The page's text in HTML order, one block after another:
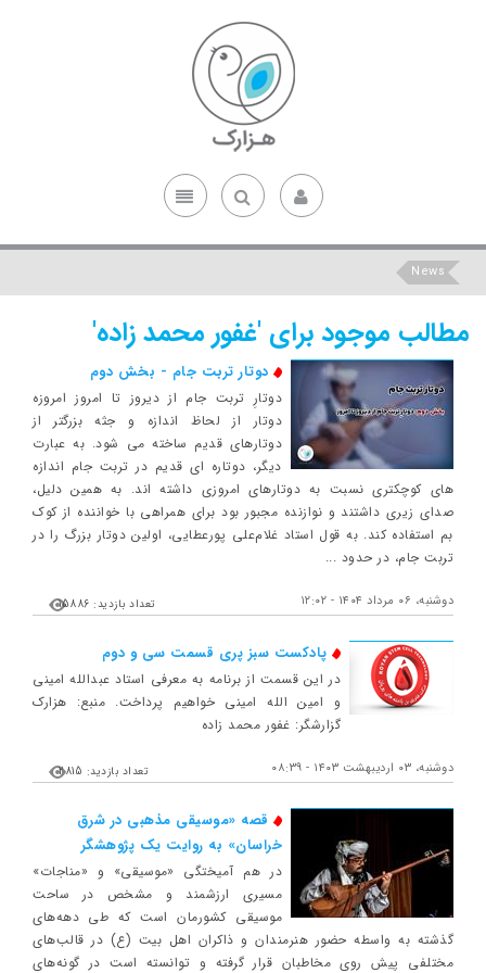
News
مطالب موجود برای 'غفور محمد زاده'
دوتار تربت جام - بخش دوم
دوتارِ تربت جام از دیروز تا امروز امروزه
دوتار از لحاظ اندازه و جثه بزرگ‎تر از
دوتارهای قدیم ساخته می‎ شود. به عبارت
دیگر، دوتاره ای قدیم در تربت جام اندازه
‎های کوچک‎تری نسبت به دوتارهای امروزی داشته ‎اند. به همین دلیل،
صدای زیری داشتند و نوازنده مجبور بود برای همراهی با خواننده از کوک
بم استفاده كند. به قول استاد غلام‌علی پورعطایی، اولین دوتار بزرگ را در
تربت جام، در حدود ...
دوشنبه، ۰۶ مرداد ۱۴۰۴ - ۱۲:۰۲ تعداد بازدید: 15886
پادکست سبز پری قسمت سی و دوم
در این قسمت از برنامه به معرفی استاد عبدالله امینی
و امین الله امینی خواهیم پرداخت. منبع: هزارک
گزارشگر: غفور محمد زاده
دوشنبه، ۰۳ اردیبهشت ۱۴۰۳ - ۰۸:۳۹ تعداد بازدید: 2815
قصه «موسیقی مذهبی در شرق
خراسان» به روایت یک پژوهشگر
در هم‌ آمیختگی «موسیقی» و «مناجات»
مسیری ارزشمند و مشخص در ساحت
موسیقی کشورمان است که طی دهه‌های
گذشته به واسطه حضور هنرمندان و ذاکران اهل بیت (ع) در قالب‌های
مختلفی پیش روی مخاطبان قرار گرفته و توانسته است در گونه‌های